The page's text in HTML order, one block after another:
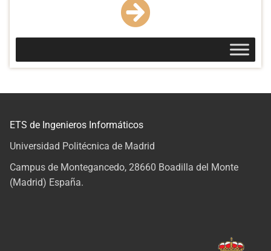
ETS de Ingenieros Informáticos
Universidad Politécnica de Madrid
Campus de Montegancedo, 28660 Boadilla del Monte
(Madrid) España.